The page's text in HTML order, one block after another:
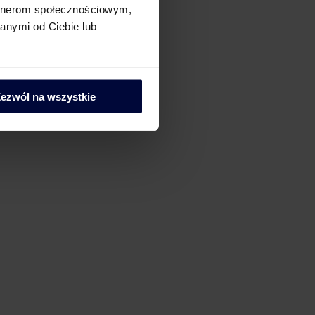
społecznościowym,
od Ciebie lub
na wszystkie
Tax – Work Smart